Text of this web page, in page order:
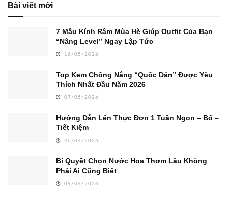
Bài viết mới
7 Mẫu Kính Râm Mùa Hè Giúp Outfit Của Bạn
“Nâng Level” Ngay Lập Tức
16/05/2026
Top Kem Chống Nắng “Quốc Dân” Được Yêu
Thích Nhất Đầu Năm 2026
07/05/2026
Hướng Dẫn Lên Thực Đơn 1 Tuần Ngon – Bổ –
Tiết Kiệm
26/04/2026
Bí Quyết Chọn Nước Hoa Thơm Lâu Không
Phải Ai Cũng Biết
09/04/2026